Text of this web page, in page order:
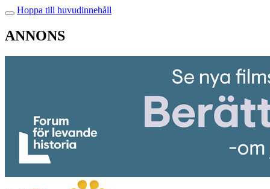
Hoppa till huvudinnehåll
ANNONS